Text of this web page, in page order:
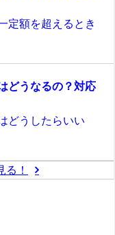
定額を超えるとき
どうなるの？対応
どうしたらいい
る！